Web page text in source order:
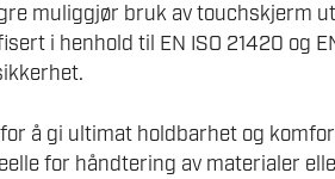
muliggjør bruk av touchskjerm
i henhold til EN ISO 21420 og
å gi ultimat holdbarhet og
for håndtering av materialer